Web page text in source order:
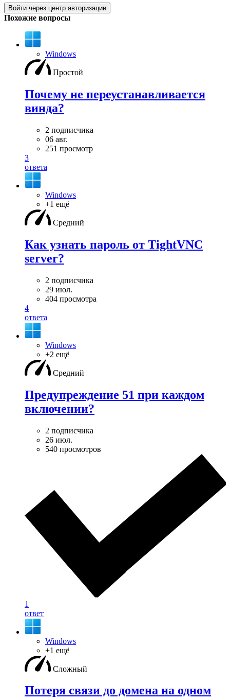
Войти через центр авторизации
Похожие вопросы
Windows
Простой
Почему не переустанавливается
винда?
2 подписчика
06 авг.
251 просмотр
3
ответа
Windows
+1 ещё
Средний
Как узнать пароль от TightVNC
server?
2 подписчика
29 июл.
404 просмотра
4
ответа
Windows
+2 ещё
Средний
Предупреждение 51 при каждом
включении?
2 подписчика
26 июл.
540 просмотров
1
ответ
Windows
+1 ещё
Сложный
Потеря связи до домена на одном